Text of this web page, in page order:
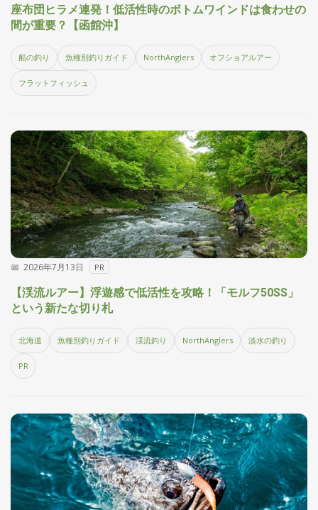
座布団ヒラメ連発！低活性時のボトムワインドは食わせの
間が重要？【函館沖】
船の釣り 魚種別釣りガイド NorthAnglers オフショアルアー
フラットフィッシュ
2026年7月13日 PR
【渓流ルアー】浮遊感で低活性を攻略！「モルフ50SS」
という新たな切り札
北海道 魚種別釣りガイド 渓流釣り NorthAnglers 淡水の釣り
PR
🏆
編
集
部
お
す
す
め
具
›
メ
デ
ィ
ア
🐟 Basser （バ
ス釣り）
Northanglers
（北
海道）
📖
刊
つ
り
グ